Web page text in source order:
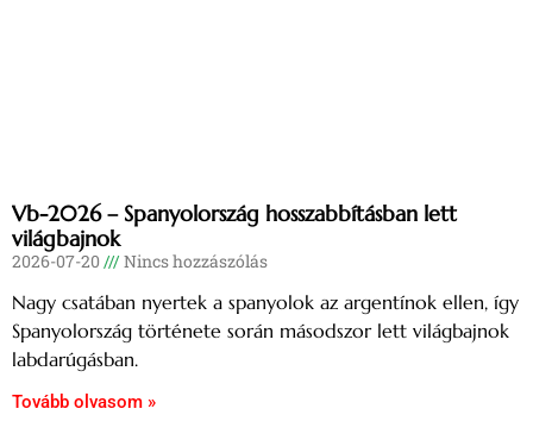
Vb-2026 – Spanyolország hosszabbításban lett
világbajnok
2026-07-20 Nincs hozzászólás
Nagy csatában nyertek a spanyolok az argentínok ellen, így
Spanyolország története során másodszor lett világbajnok
labdarúgásban.
Tovább olvasom »